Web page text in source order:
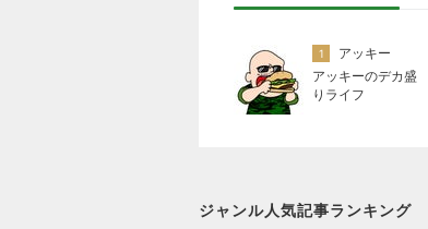
1
アッキー
アッキーのデカ盛
りライフ
ジャンル人気記事ランキング